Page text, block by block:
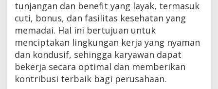
tunjangan dan benefit yang layak, termasuk
cuti, bonus, dan fasilitas kesehatan yang
memadai. Hal ini bertujuan untuk
menciptakan lingkungan kerja yang nyaman
dan kondusif, sehingga karyawan dapat
bekerja secara optimal dan memberikan
kontribusi terbaik bagi perusahaan.